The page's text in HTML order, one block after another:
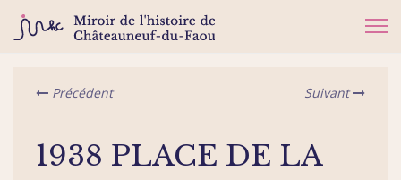
Précédent Suivant
1938 PLACE DE LA